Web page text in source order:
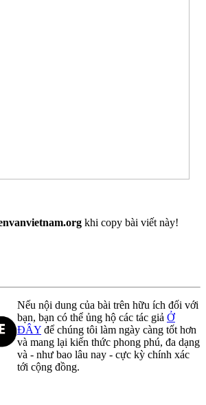
khi copy bài viết này!
Nếu nội dung của bài trên hữu ích đối với
bạn, bạn có thể ủng hộ các tác giả Ở
ĐÂY để chúng tôi làm ngày càng tốt hơn
và mang lại kiến thức phong phú, đa dạng
và - như bao lâu nay - cực kỳ chính xác
tới cộng đồng.